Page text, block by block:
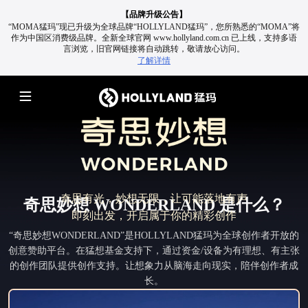
【品牌升级公告】
“MOMA猛玛”现已升级为全球品牌“HOLLYLAND猛玛”，您所熟悉的“MOMA”将
作为中国区消费级品牌。 全新全球官网 www.hollyland.com.cn 已上线，支持多语
言浏览，旧官网链接将自动跳转，敬请放心访问。
了解详情
奇思有光，妙想无限，让可能落地有声
即刻出发，开启属于你的精彩创作
奇思妙想 WONDERLAND 是什么？
“奇思妙想WONDERLAND”是HOLLYLAND猛玛为全球创作者开放的
创意赞助平台。在猛想基金支持下，通过资金/设备为有理想、有主张
的创作团队提供创作支持。让想象力从脑海走向现实，陪伴创作者成
长。